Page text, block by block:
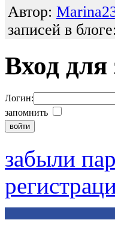
Автор:
записей в
Вход для
Логин:
запомнить
забыли